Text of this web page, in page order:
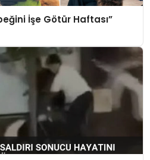
İşe Götür Haftası”